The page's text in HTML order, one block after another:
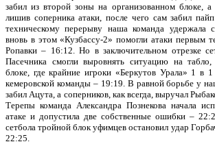
забил из второй зоны на организованном блоке, а
лишив соперника атаки, после чего сам забил
техническому перерыву наша команда удержала
вновь в этом «Кузбассу-2» помогли атаки первым
Ропавки – 16:12. Но в заключительном отрезке
Пасечника смогли выровнять ситуацию на
блоке, где крайние игроки «Беркутов Урала» 1 в
кемеровской команды – 19:19. В равной борьбе у
забил Ацута, а соперников, как всегда, выручал
Терепы команда Александра Познекова начала
атаке и допустила две собственные ошибки –
сетбола тройной блок уфимцев остановил удар
22:25.